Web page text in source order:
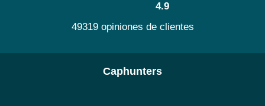
4.9
49319 opiniones de clientes
Caphunters